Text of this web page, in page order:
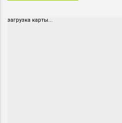
загрузка карты...